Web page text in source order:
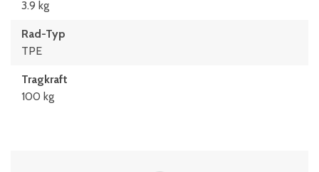
3.9 kg
Rad-Typ
TPE
Tragkraft
100 kg